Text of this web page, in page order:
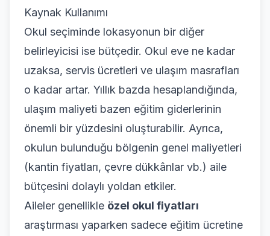
Kaynak Kullanımı
Okul seçiminde lokasyonun bir diğer
belirleyicisi ise bütçedir. Okul eve ne kadar
uzaksa, servis ücretleri ve ulaşım masrafları
o kadar artar. Yıllık bazda hesaplandığında,
ulaşım maliyeti bazen eğitim giderlerinin
önemli bir yüzdesini oluşturabilir. Ayrıca,
okulun bulunduğu bölgenin genel maliyetleri
(kantin fiyatları, çevre dükkânlar vb.) aile
bütçesini dolaylı yoldan etkiler.
Aileler genellikle özel okul fiyatları
araştırması yaparken sadece eğitim ücretine